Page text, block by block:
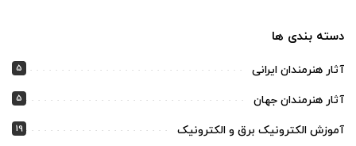
دسته بندی ها
آثار هنرمندان ایرانی 5
آثار هنرمندان جهان 5
آموزش الکترونیک برق و الکترونیک 19